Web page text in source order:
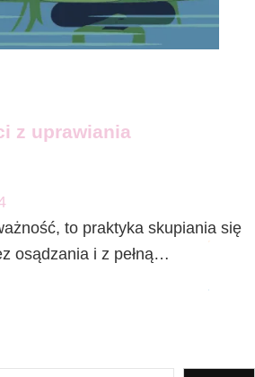
z uprawiania
to praktyka skupiania się
osądzania i z pełną…